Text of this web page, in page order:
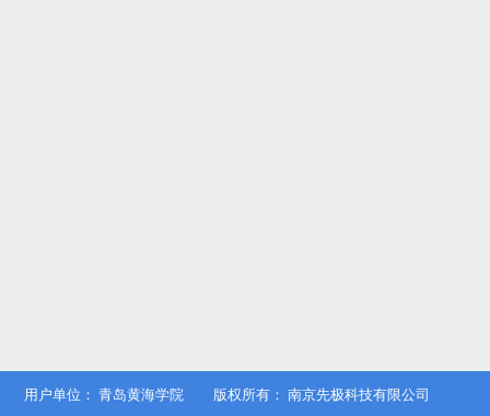
用户单位： 青岛黄海学院 版权所有： 南京先极科技有限公司